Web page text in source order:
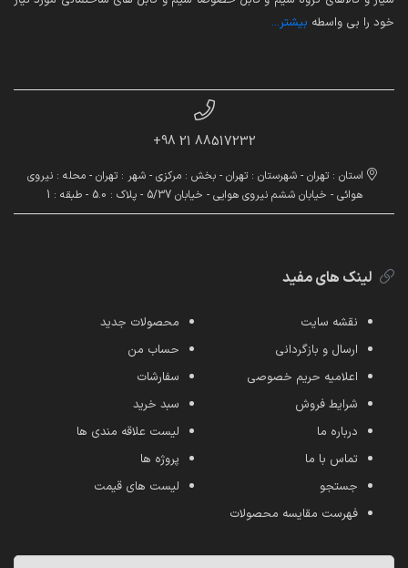
خود را بی واسطه بیشتر...
88517232 21 98+
استان : تهران - شهرستان : تهران - بخش : مرکزی - شهر : تهران - محله : نیروی
هوائی - خیابان ششم نیروی هوایی - خیابان 5/37 - پلاک : 5.0 - طبقه : 1
لینک های مفید
نقشه سایت
ارسال و بازگردانی
اعلامیه حریم خصوصی
شرایط فروش
درباره ما
تماس با ما
جستجو
فهرست مقایسه محصولات
محصولات جدید
حساب من
سفارشات
سبد خرید
لیست علاقه مندی ها
پروژه ها
لیست های قیمت